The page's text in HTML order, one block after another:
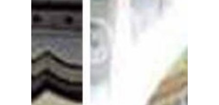
Medio Ambiente
Planeta Rural
Galerías